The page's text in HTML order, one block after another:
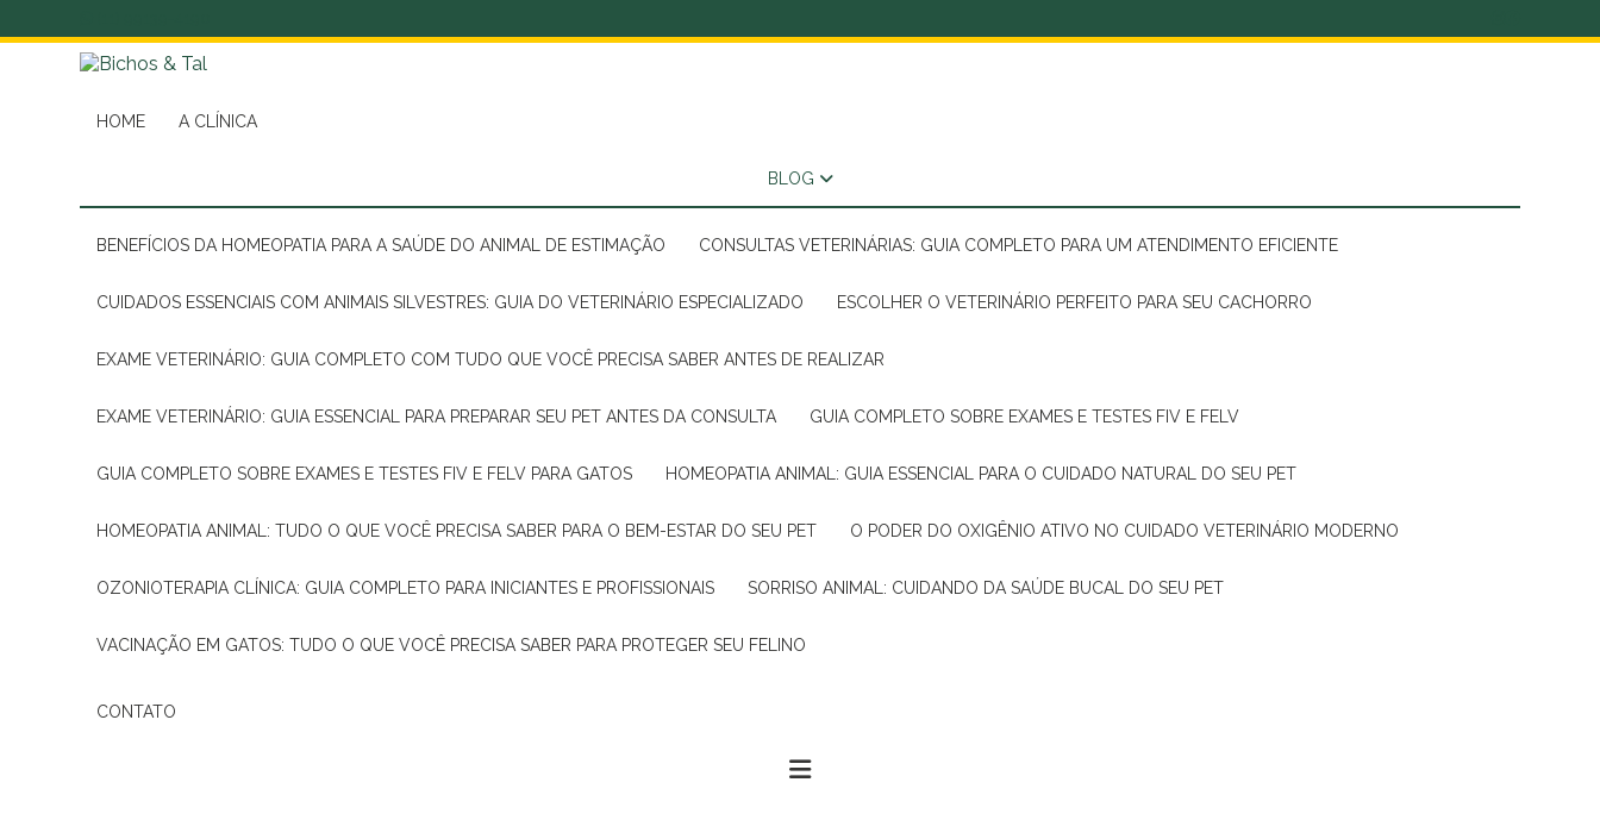
HOME A CLÍNICA
BLOG
BENEFÍCIOS DA HOMEOPATIA PARA A SAÚDE DO ANIMAL DE ESTIMAÇÃO CONSULTAS VETERINÁRIAS: GUIA COMPLETO PARA UM ATENDIMENTO EFICIENTE
CUIDADOS ESSENCIAIS COM ANIMAIS SILVESTRES: GUIA DO VETERINÁRIO ESPECIALIZADO ESCOLHER O VETERINÁRIO PERFEITO PARA SEU CACHORRO
EXAME VETERINÁRIO: GUIA COMPLETO COM TUDO QUE VOCÊ PRECISA SABER ANTES DE REALIZAR
EXAME VETERINÁRIO: GUIA ESSENCIAL PARA PREPARAR SEU PET ANTES DA CONSULTA GUIA COMPLETO SOBRE EXAMES E TESTES FIV E FELV
GUIA COMPLETO SOBRE EXAMES E TESTES FIV E FELV PARA GATOS HOMEOPATIA ANIMAL: GUIA ESSENCIAL PARA O CUIDADO NATURAL DO SEU PET
HOMEOPATIA ANIMAL: TUDO O QUE VOCÊ PRECISA SABER PARA O BEM-ESTAR DO SEU PET O PODER DO OXIGÊNIO ATIVO NO CUIDADO VETERINÁRIO MODERNO
OZONIOTERAPIA CLÍNICA: GUIA COMPLETO PARA INICIANTES E PROFISSIONAIS SORRISO ANIMAL: CUIDANDO DA SAÚDE BUCAL DO SEU PET
VACINAÇÃO EM GATOS: TUDO O QUE VOCÊ PRECISA SABER PARA PROTEGER SEU FELINO
CONTATO